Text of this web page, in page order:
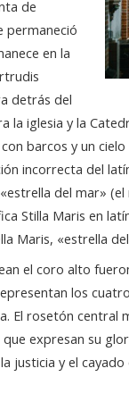
de
permaneció
en la
detrás del
la iglesia y la
barcos y un
incorrecta del
del mar»
Stilla Maris en
Maris, «estrella
el coro alto
los
El rosetón central
expresan su
justicia y el cayado